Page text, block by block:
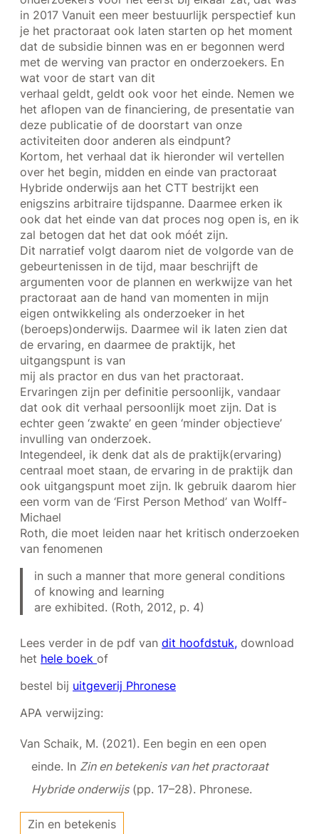
in 2017 Vanuit een meer bestuurlijk perspectief kun
je het practoraat ook laten starten op het moment
dat de subsidie binnen was en er begonnen werd
met de werving van practor en onderzoekers. En
wat voor de start van dit
verhaal geldt, geldt ook voor het einde. Nemen we
het aflopen van de financiering, de presentatie van
deze publicatie of de doorstart van onze
activiteiten door anderen als eindpunt?
Kortom, het verhaal dat ik hieronder wil vertellen
over het begin, midden en einde van practoraat
Hybride onderwijs aan het CTT bestrijkt een
enigszins arbitraire tijdspanne. Daarmee erken ik
ook dat het einde van dat proces nog open is, en ik
zal betogen dat het dat ook móét zijn.
Dit narratief volgt daarom niet de volgorde van de
gebeurtenissen in de tijd, maar beschrijft de
argumenten voor de plannen en werkwijze van het
practoraat aan de hand van momenten in mijn
eigen ontwikkeling als onderzoeker in het
(beroeps)onderwijs. Daarmee wil ik laten zien dat
de ervaring, en daarmee de praktijk, het
uitgangspunt is van
mij als practor en dus van het practoraat.
Ervaringen zijn per definitie persoonlijk, vandaar
dat ook dit verhaal persoonlijk moet zijn. Dat is
echter geen ‘zwakte’ en geen ‘minder objectieve’
invulling van onderzoek.
Integendeel, ik denk dat als de praktijk(ervaring)
centraal moet staan, de ervaring in de praktijk dan
ook uitgangspunt moet zijn. Ik gebruik daarom hier
een vorm van de ‘First Person Method’ van Wolff-
Michael
Roth, die moet leiden naar het kritisch onderzoeken
van fenomenen
in such a manner that more general conditions
of knowing and learning
are exhibited. (Roth, 2012, p. 4)
Lees verder in de pdf van dit hoofdstuk, download
het hele boek of
bestel bij uitgeverij Phronese
APA verwijzing:
Van Schaik, M. (2021). Een begin en een open
einde. In Zin en betekenis van het practoraat
Hybride onderwijs(pp. 17–28). Phronese.
Zin en betekenis